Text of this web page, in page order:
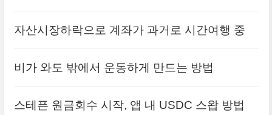
자산시장하락으로 계좌가 과거로 시간여행 중
비가 와도 밖에서 운동하게 만드는 방법
스테픈 원금회수 시작, 앱 내 USDC 스왑 방법